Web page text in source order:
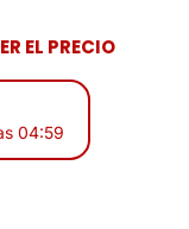
EL PRECIO
04:59